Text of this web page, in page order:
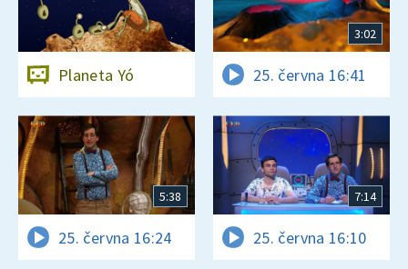
Planeta Yó
3:02
25. června 16:41
5:38
25. června 16:24
7:14
25. června 16:10